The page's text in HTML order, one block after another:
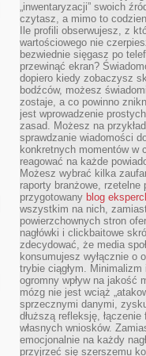
„inwentaryzacji” swoich
czytasz, a mimo to
Ile profili obserwujesz, z
wartościowego nie
bezwiednie sięgasz po
przewinąć ekran?
dopiero kiedy zobaczysz
bodźców, możesz
zostaje, a co powinno
jest wprowadzenie
zasad. Możesz na
sprawdzanie wiadomości
konkretnych momentów w
reagować na każde
Możesz wybrać kilka
raporty branżowe, rzetelne
przygotowany blog
wszystkim na nich,
powierzchownych stron
nagłówki i clickbaitowe
zdecydować, że media
konsumujesz wyłącznie o
trybie ciągłym.
ogromny wpływ na jakość
mózg nie jest wciąż
sprzecznymi danymi,
dłuższą refleksję,
własnych wniosków.
emocjonalnie na każdy
przyjrzeć się szerszemu